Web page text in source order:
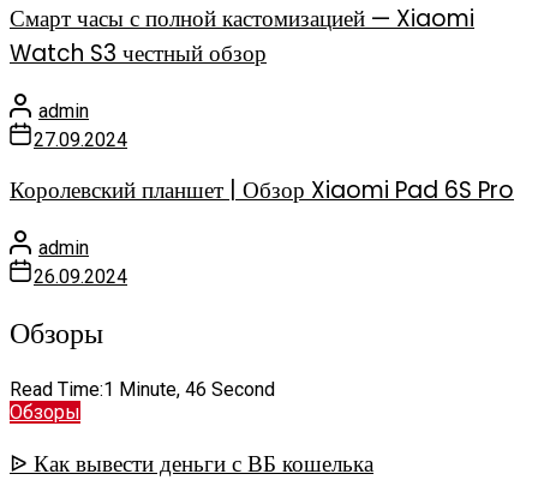
Смарт часы с полной кастомизацией — Xiaomi
Watch S3 честный обзор
admin
27.09.2024
Королевский планшет | Обзор Xiaomi Pad 6S Pro
admin
26.09.2024
Обзоры
Read Time:1 Minute, 46 Second
Обзоры
ᐉ Как вывести деньги с ВБ кошелька